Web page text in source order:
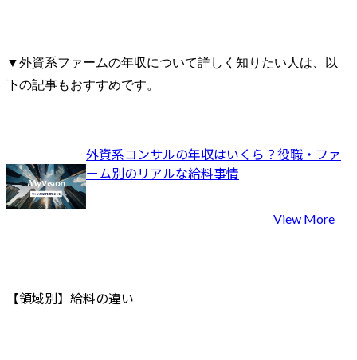
▼外資系ファームの年収について詳しく知りたい人は、以
下の記事もおすすめです。
外資系コンサルの年収はいくら？役職・ファ
ーム別のリアルな給料事情
View More
【領域別】給料の違い